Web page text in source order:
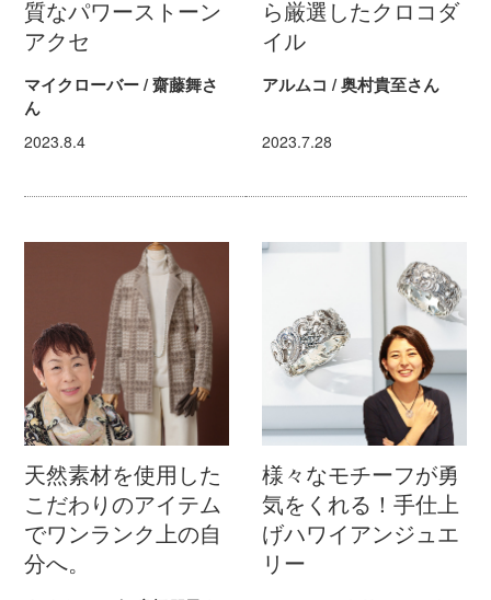
質なパワーストーン
アクセ
マイクローバー / 齋藤舞さ
ん
2023.8.4
ら厳選したクロコダ
イル
アルムコ / 奥村貴至さん
2023.7.28
天然素材を使用した
こだわりのアイテム
でワンランク上の自
分へ。
様々なモチーフが勇
気をくれる！手仕上
げハワイアンジュエ
リー